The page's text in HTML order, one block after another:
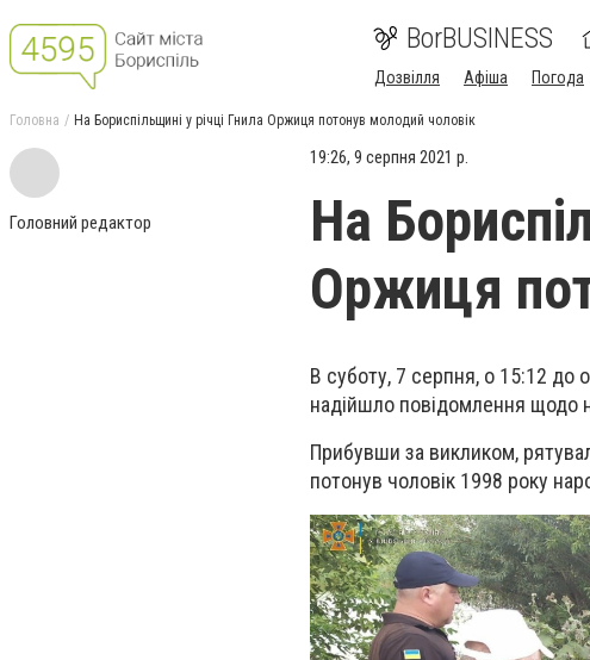
BorBUSINESS
Дозвілля Афіша Погода
Головна На Бориспільщині у річці Гнила Оржиця потонув молодий чоловік
Головний редактор
19:26, 9 серпня 2021 р.
На
Оржиця
В суботу, 7 серпня, о 15:12 до
надійшло повідомлення щодо
Прибувши за викликом,
потонув чоловік 1998 року